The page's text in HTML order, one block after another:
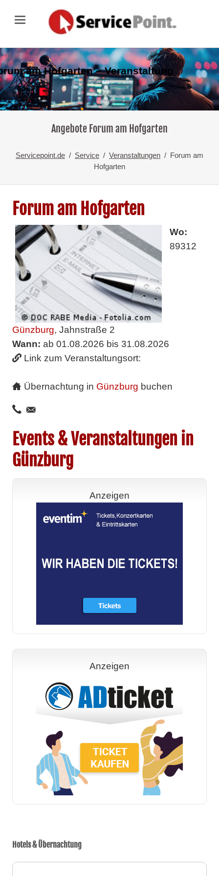
am Hofgarten – Veranstaltung
Angebote Forum am Hofgarten
Servicepoint.de Service Veranstaltungen
Forum am
Hofgarten
Forum am Hofgarten
Wo:
89312
Günzburg, Jahnstraße 2
Wann: ab 01.08.2026 bis 31.08.2026
Link zum Veranstaltungsort:
Übernachtung in Günzburg buchen
Events & Veranstaltungen in
Günzburg
Anzeigen
Anzeigen
Hotels & Übernachtung